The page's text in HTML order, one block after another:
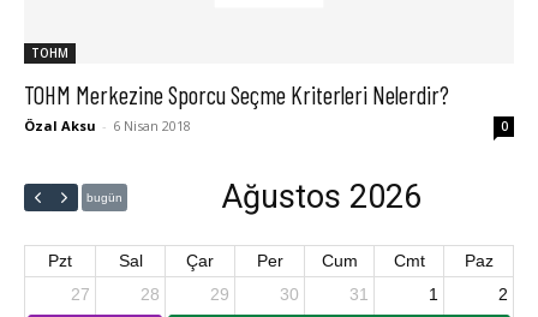
TOHM
TOHM Merkezine Sporcu Seçme Kriterleri Nelerdir?
Özal Aksu - 6 Nisan 2018 0
bugün Ağustos 2026
Pzt Sal Çar Per Cum Cmt
Paz
27
28 29 30 31 1 2